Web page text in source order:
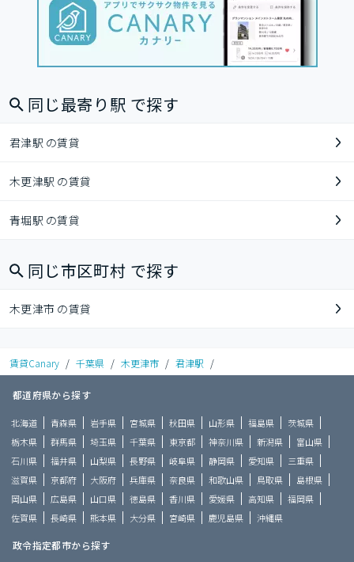
同じ最寄り駅 で探す
君津駅 の賃貸
木更津駅 の賃貸
青堀駅 の賃貸
同じ市区町村 で探す
木更津市 の賃貸
賃貸Canary / 千葉県 / 木更津市 / 君津駅 /
都道府県から探す
北海道 青森県 岩手県 宮城県 秋田県 山形県 福島県
茨城県
栃木県
群馬県 埼玉県 千葉県 東京都 神奈川県 新潟県
富山県
石川県
福井県 山梨県 長野県 岐阜県 静岡県 愛知県
三重県
滋賀県
京都府 大阪府 兵庫県 奈良県 和歌山県 鳥取県
島根県
岡山県
広島県 山口県 徳島県 香川県 愛媛県 高知県
福岡県
佐賀県
長崎県 熊本県 大分県 宮崎県 鹿児島県 沖縄県
政令指定都市から探す